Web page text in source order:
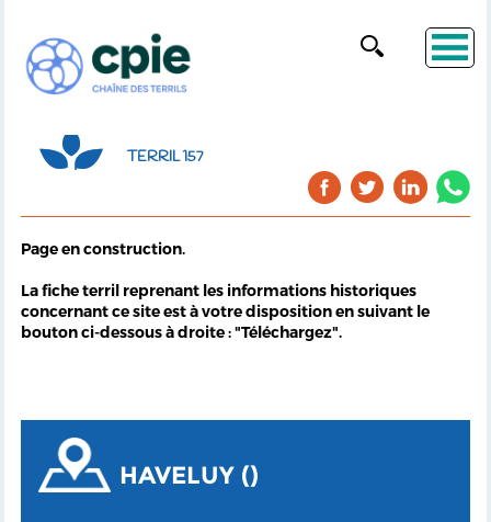
TERRIL 157
Page en construction.
La fiche terril reprenant les informations historiques
concernant ce site est à votre disposition en suivant le
bouton ci-dessous à droite : "Téléchargez".
HAVELUY ()